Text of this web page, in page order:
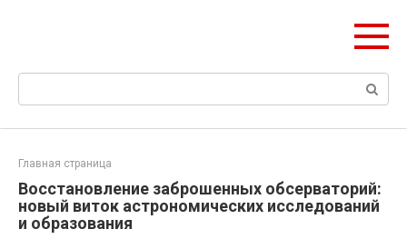
Поиск:
Главная страница
Восстановление заброшенных обсерваторий:
новый виток астрономических исследований
и образования